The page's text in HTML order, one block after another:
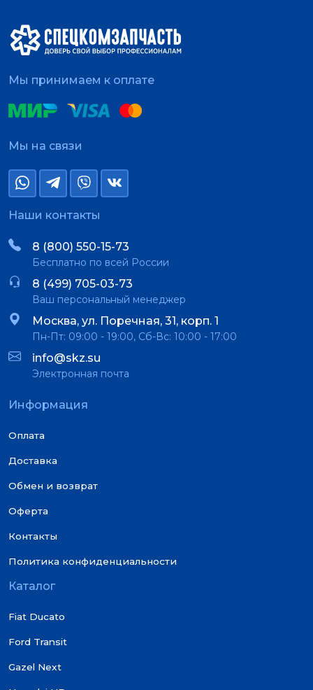
Мы принимаем к оплате
Мы на связи
Наши контакты
8 (800) 550-15-73
Бесплатно по всей России
8 (499) 705-03-73
Ваш персональный менеджер
Москва, ул. Поречная, 31, корп. 1
Пн-Пт: 09:00 - 19:00, Сб-Вс: 10:00 - 17:00
info@skz.su
Электронная почта
Информация
Оплата
Доставка
Обмен и возврат
Оферта
Контакты
Политика конфиденциальности
Каталог
Fiat Ducato
Ford Transit
Gazel Next